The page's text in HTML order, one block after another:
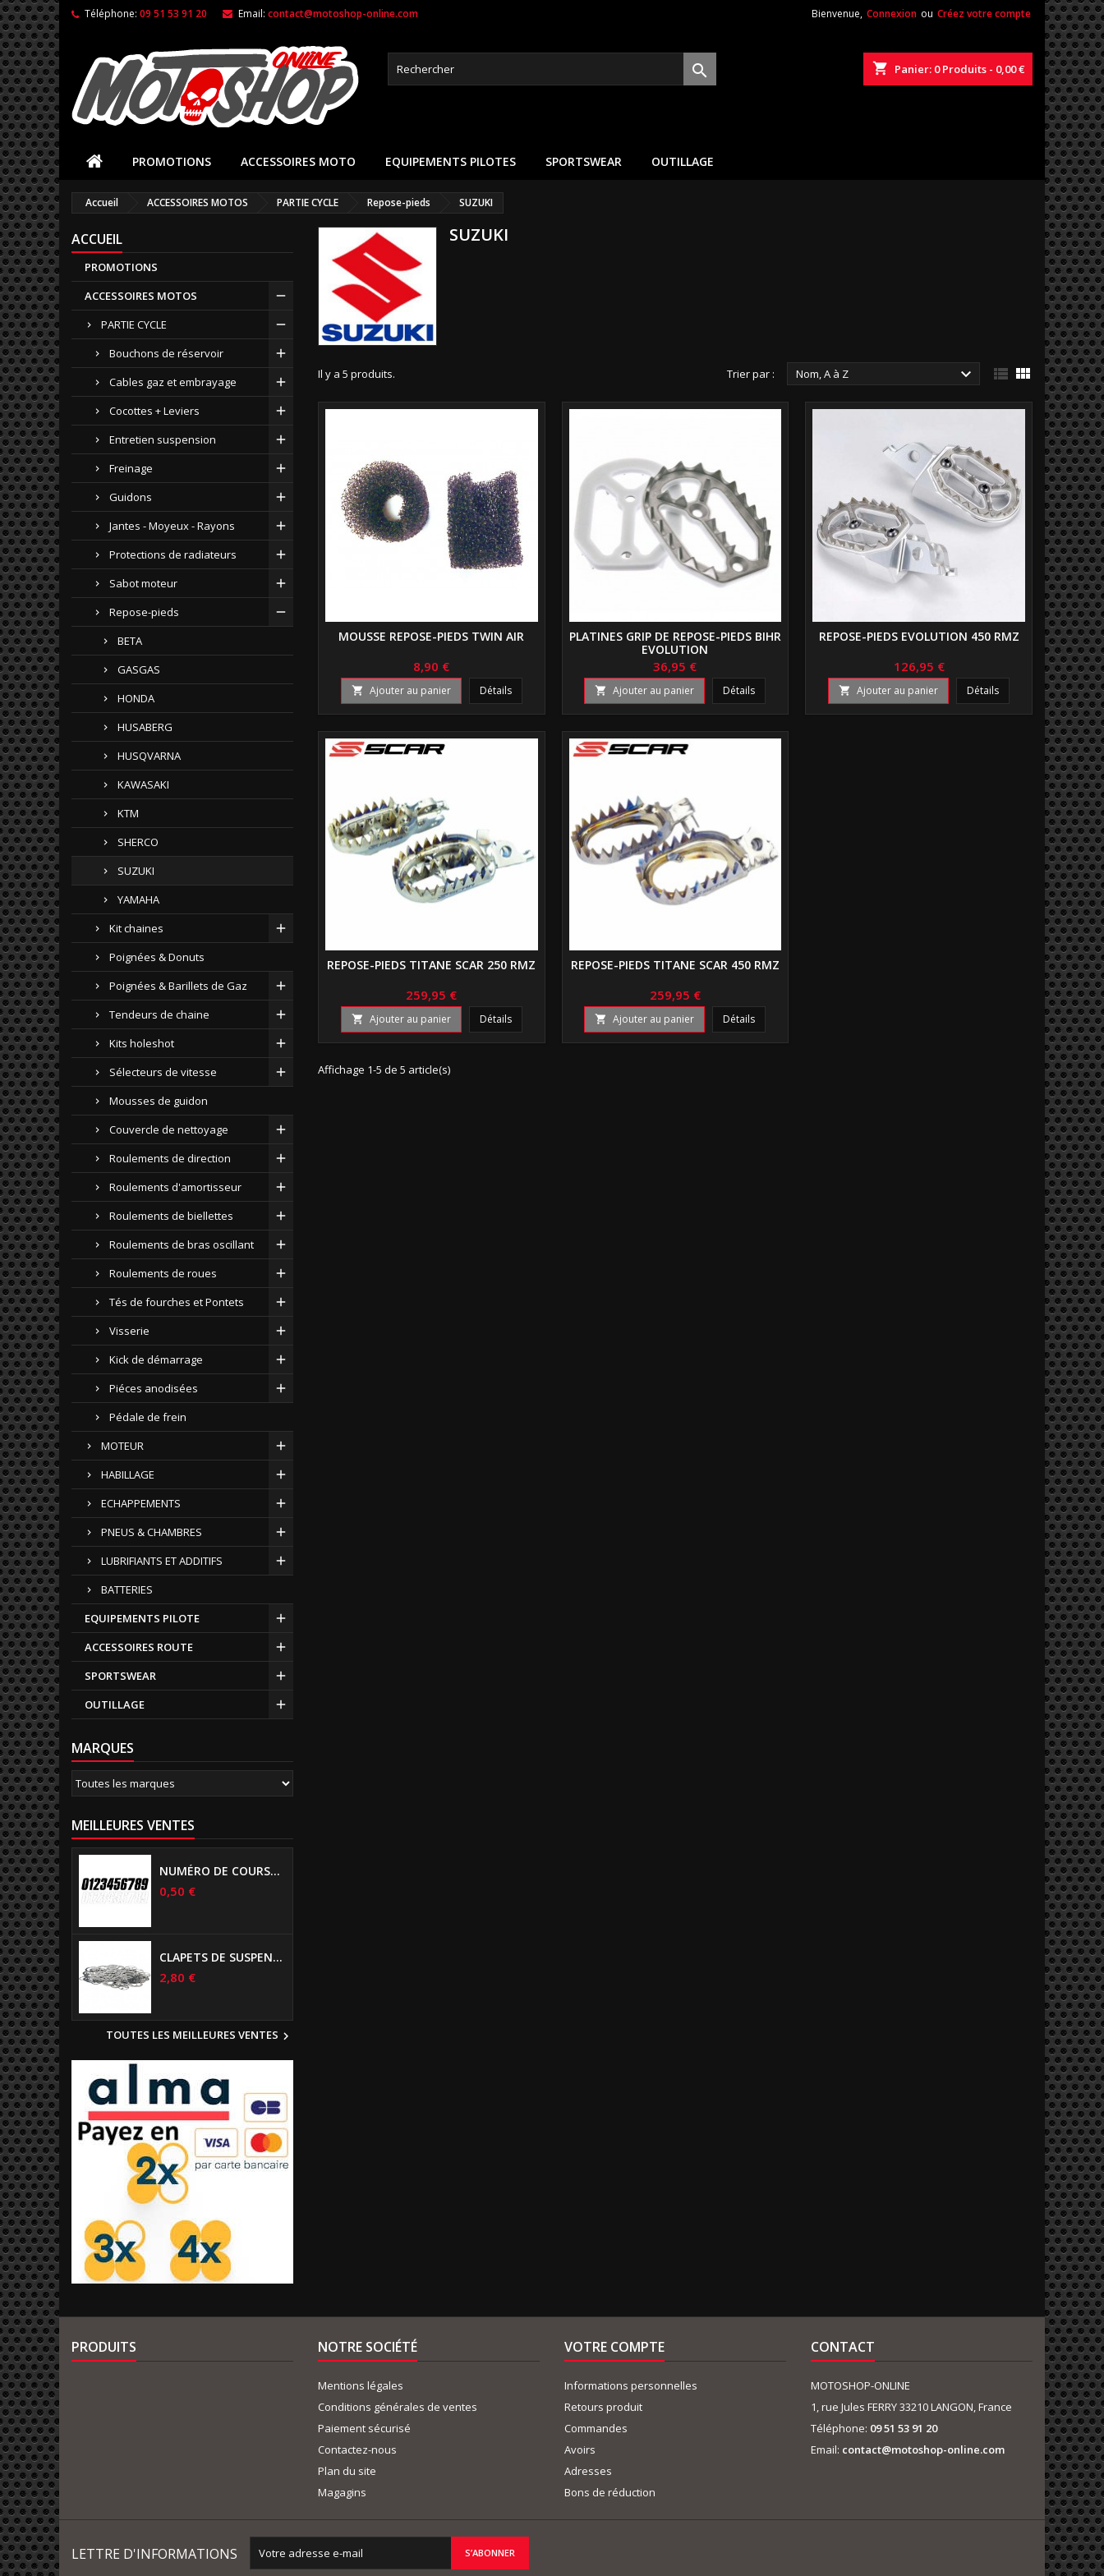
Téléphone: 09 51 53 91 20 Email: contact@motoshop-online.com Bienvenue, Connexion ou Créez votre compte
shopping_cart Panier: 0Produits - 0,00 €

PROMOTIONS ACCESSOIRES MOTO EQUIPEMENTS PILOTES SPORTSWEAR OUTILLAGE
Accueil ACCESSOIRES MOTOS PARTIE CYCLE Repose-pieds SUZUKI
ACCUEIL
PROMOTIONS
ACCESSOIRES MOTOS
PARTIE CYCLE
Bouchons de réservoir
Cables gaz et embrayage
Cocottes + Leviers
Entretien suspension
Freinage
Guidons
Jantes - Moyeux - Rayons
Protections de radiateurs
Sabot moteur
Repose-pieds
BETA
GASGAS
HONDA
HUSABERG
HUSQVARNA
KAWASAKI
KTM
SHERCO
SUZUKI
YAMAHA
Kit chaines
Poignées & Donuts
Poignées & Barillets de Gaz
Tendeurs de chaine
Kits holeshot
Sélecteurs de vitesse
Mousses de guidon
Couvercle de nettoyage
Roulements de direction
Roulements d'amortisseur
Roulements de biellettes
Roulements de bras oscillant
Roulements de roues
Tés de fourches et Pontets
Visserie
Kick de démarrage
Piéces anodisées
Pédale de frein
MOTEUR
HABILLAGE
ECHAPPEMENTS
PNEUS & CHAMBRES
LUBRIFIANTS ET ADDITIFS
BATTERIES
EQUIPEMENTS PILOTE
ACCESSOIRES ROUTE
SPORTSWEAR
OUTILLAGE
MARQUES
MEILLEURES VENTES
NUMÉRO DE COURSE US 17 CM NOIR
0,50 €
CLAPETS DE SUSPENSIONS DIAMÈTRE 6MM
2,80 €
TOUTES LES MEILLEURES VENTES 
SUZUKI
Il y a 5 produits. Trier par : Nom, A à Z   
MOUSSE REPOSE-PIEDS TWIN AIR
8,90 €
 Ajouter au panier Détails
PLATINES GRIP DE REPOSE-PIEDS BIHR
EVOLUTION
36,95 €
 Ajouter au panier Détails
REPOSE-PIEDS EVOLUTION 450 RMZ
126,95 €
 Ajouter au panier Détails
REPOSE-PIEDS TITANE SCAR 250 RMZ
259,95 €
 Ajouter au panier Détails
REPOSE-PIEDS TITANE SCAR 450 RMZ
259,95 €
 Ajouter au panier Détails
Affichage 1-5 de 5 article(s)
PRODUITS NOTRE SOCIÉTÉ
Mentions légales
Conditions générales de ventes
Paiement sécurisé
Contactez-nous
Plan du site
Magagins
VOTRE COMPTE
Informations personnelles
Retours produit
Commandes
Avoirs
Adresses
Bons de réduction
CONTACT
MOTOSHOP-ONLINE
1, rue Jules FERRY 33210 LANGON, France
Téléphone: 09 51 53 91 20
Email: contact@motoshop-online.com
LETTRE D'INFORMATIONS